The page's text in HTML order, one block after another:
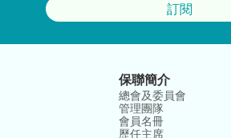
訂閱
保聯簡介
總會及委員會
管理團隊
會員名冊
歷任主席